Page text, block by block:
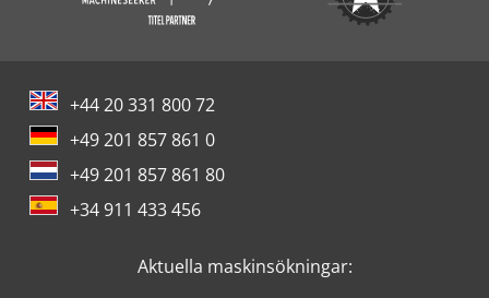
+44 20 331 800 72
+49 201 857 861 0
+49 201 857 861 80
+34 911 433 456
Aktuella maskinsökningar: